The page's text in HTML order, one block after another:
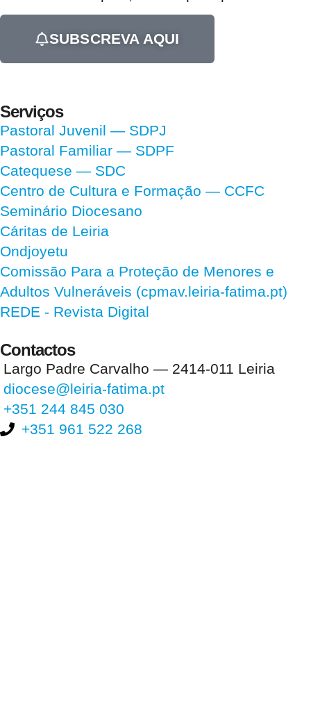
SUBSCREVA AQUI
Serviços
Pastoral Juvenil — SDPJ
Pastoral Familiar — SDPF
Catequese — SDC
Centro de Cultura e Formação — CCFC
Seminário Diocesano
Cáritas de Leiria
Ondjoyetu
Comissão Para a Proteção de Menores e
Adultos Vulneráveis (cpmav.leiria-fatima.pt)
REDE - Revista Digital
Contactos
Largo Padre Carvalho — 2414-011 Leiria
diocese@leiria-fatima.pt
+351 244 845 030
+351 961 522 268